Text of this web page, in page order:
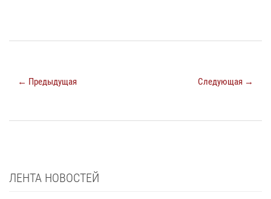
← Предыдущая Следующая →
ЛЕНТА НОВОСТЕЙ